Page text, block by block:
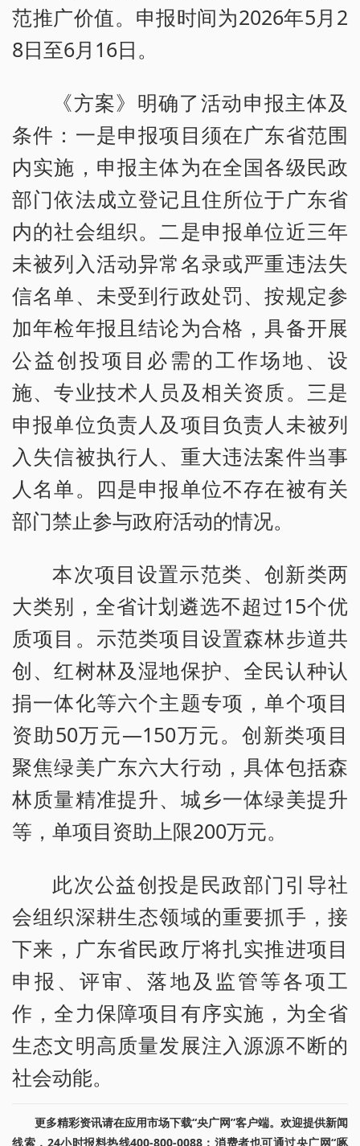
范推广价值。申报时间为2026年5月2
8日至6月16日。
《方案》明确了活动申报主体及
条件：一是申报项目须在广东省范围
内实施，申报主体为在全国各级民政
部门依法成立登记且住所位于广东省
内的社会组织。二是申报单位近三年
未被列入活动异常名录或严重违法失
信名单、未受到行政处罚、按规定参
加年检年报且结论为合格，具备开展
公益创投项目必需的工作场地、设
施、专业技术人员及相关资质。三是
申报单位负责人及项目负责人未被列
入失信被执行人、重大违法案件当事
人名单。四是申报单位不存在被有关
部门禁止参与政府活动的情况。
本次项目设置示范类、创新类两
大类别，全省计划遴选不超过15个优
质项目。示范类项目设置森林步道共
创、红树林及湿地保护、全民认种认
捐一体化等六个主题专项，单个项目
资助50万元—150万元。创新类项目
聚焦绿美广东六大行动，具体包括森
林质量精准提升、城乡一体绿美提升
等，单项目资助上限200万元。
此次公益创投是民政部门引导社
会组织深耕生态领域的重要抓手，接
下来，广东省民政厅将扎实推进项目
申报、评审、落地及监管等各项工
作，全力保障项目有序实施，为全省
生态文明高质量发展注入源源不断的
社会动能。
更多精彩资讯请在应用市场下载“央广网”客户端。欢迎提供新闻
线索，24小时报料热线400-800-0088；消费者也可通过央广网“啄